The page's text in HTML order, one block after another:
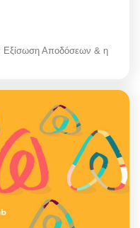
Εξίσωση Αποδόσεων & η